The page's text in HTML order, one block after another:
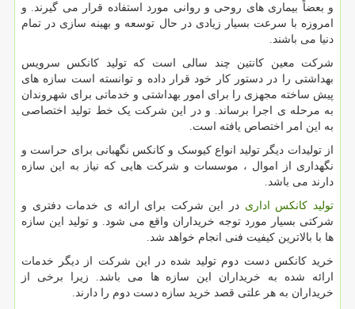
و بعضاً بیماری های روحی و روانی مورد استفاده قرار می گیرند. و
امروزه با سرعت بسیار زیادی در حال توسعه و بهینه سازی در تمام
دنیا می باشند.
شرکت معین کانتین چند سالی است که تولید کانکس سرویس
بهداشتی را در دستور کار خود قرار داده و توانسته است سازه های
پیش ساخته مجهزی را برای امور بهداشتی و خدماتی برای شهروندان
به مرحله ی اجرا برساند. و در این شرکت یک خط تولید اختصاصی
به این امر اختصاص یافته است.
از تولیدات دیگر تولید انواع کیوسک و کانکس نگهبانی برای حراست و
نگهداری از اموال ، موسسات و شرکت هایی که نیاز به این سازه
دارند می باشد.
تولید کانکس اداری در این شرکت برای ارائه ی خدمات دفتری و
شرکتی بسیار مورد توجه خریداران واقع می شود. و تولید این سازه
ها با بالاترین کیفیت فنی انجام خواهد شد.
خرید کانکس دست دوم تولید شده در این شرکت از دیگر خدمات
ارائه شده به خریداران این سازه ها می باشد. زیرا برخی از
خریداران به هر علتی قصد خرید سازه دست دوم را دارند.